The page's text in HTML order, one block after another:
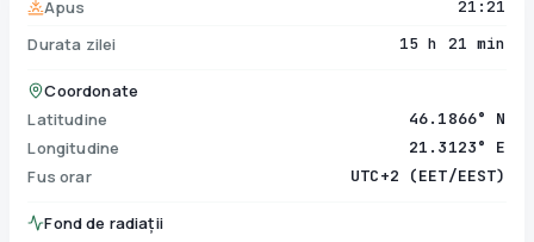
Apus 21:21
Durata zilei 15 h 21 min
Coordonate
Latitudine
46.1866° N
Longitudine 21.3123° E
Fus orar UTC+2 (EET/EEST)
Fond de radiații